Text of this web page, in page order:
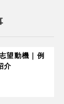
望動機｜例
介